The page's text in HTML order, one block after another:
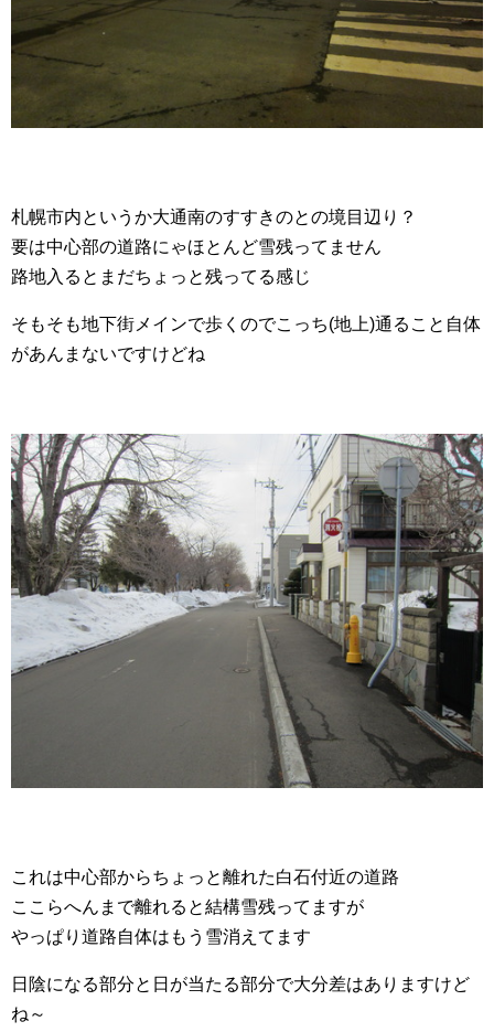
札幌市内というか大通南のすすきのとの境目辺り？
要は中心部の道路にゃほとんど雪残ってません
路地入るとまだちょっと残ってる感じ
そもそも地下街メインで歩くのでこっち(地上)通ること自体
があんまないですけどね
これは中心部からちょっと離れた白石付近の道路
ここらへんまで離れると結構雪残ってますが
やっぱり道路自体はもう雪消えてます
日陰になる部分と日が当たる部分で大分差はありますけど
ね～